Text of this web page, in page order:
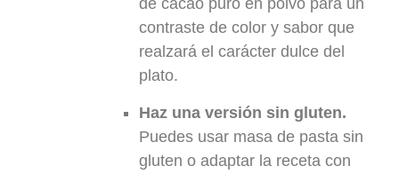
de cacao puro en polvo para un
contraste de color y sabor que
realzará el carácter dulce del
plato.
Haz una versión sin gluten.
Puedes usar masa de pasta sin
gluten o adaptar la receta con